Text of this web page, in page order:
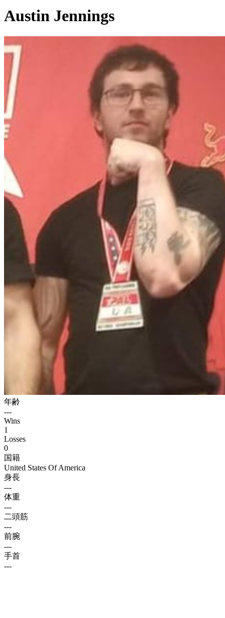
Austin Jennings
年齢
---
Wins
1
Losses
0
国籍
United States Of America
身長
---
体重
---
二頭筋
---
前腕
---
手首
---